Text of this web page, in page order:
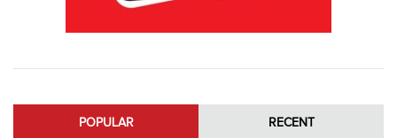
POPULAR RECENT